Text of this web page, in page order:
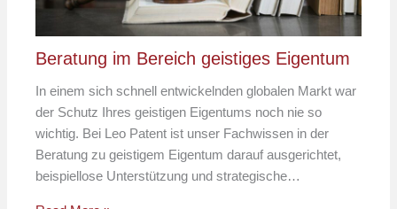
Beratung im Bereich geistiges Eigentum
In einem sich schnell entwickelnden globalen Markt war
der Schutz Ihres geistigen Eigentums noch nie so
wichtig. Bei Leo Patent ist unser Fachwissen in der
Beratung zu geistigem Eigentum darauf ausgerichtet,
beispiellose Unterstützung und strategische…